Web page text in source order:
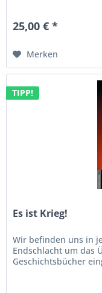
25,00 € *
Merken
TIPP!
Es ist Krieg!
Wir befinden uns in
Endschlacht um das
Geschichtsbücher